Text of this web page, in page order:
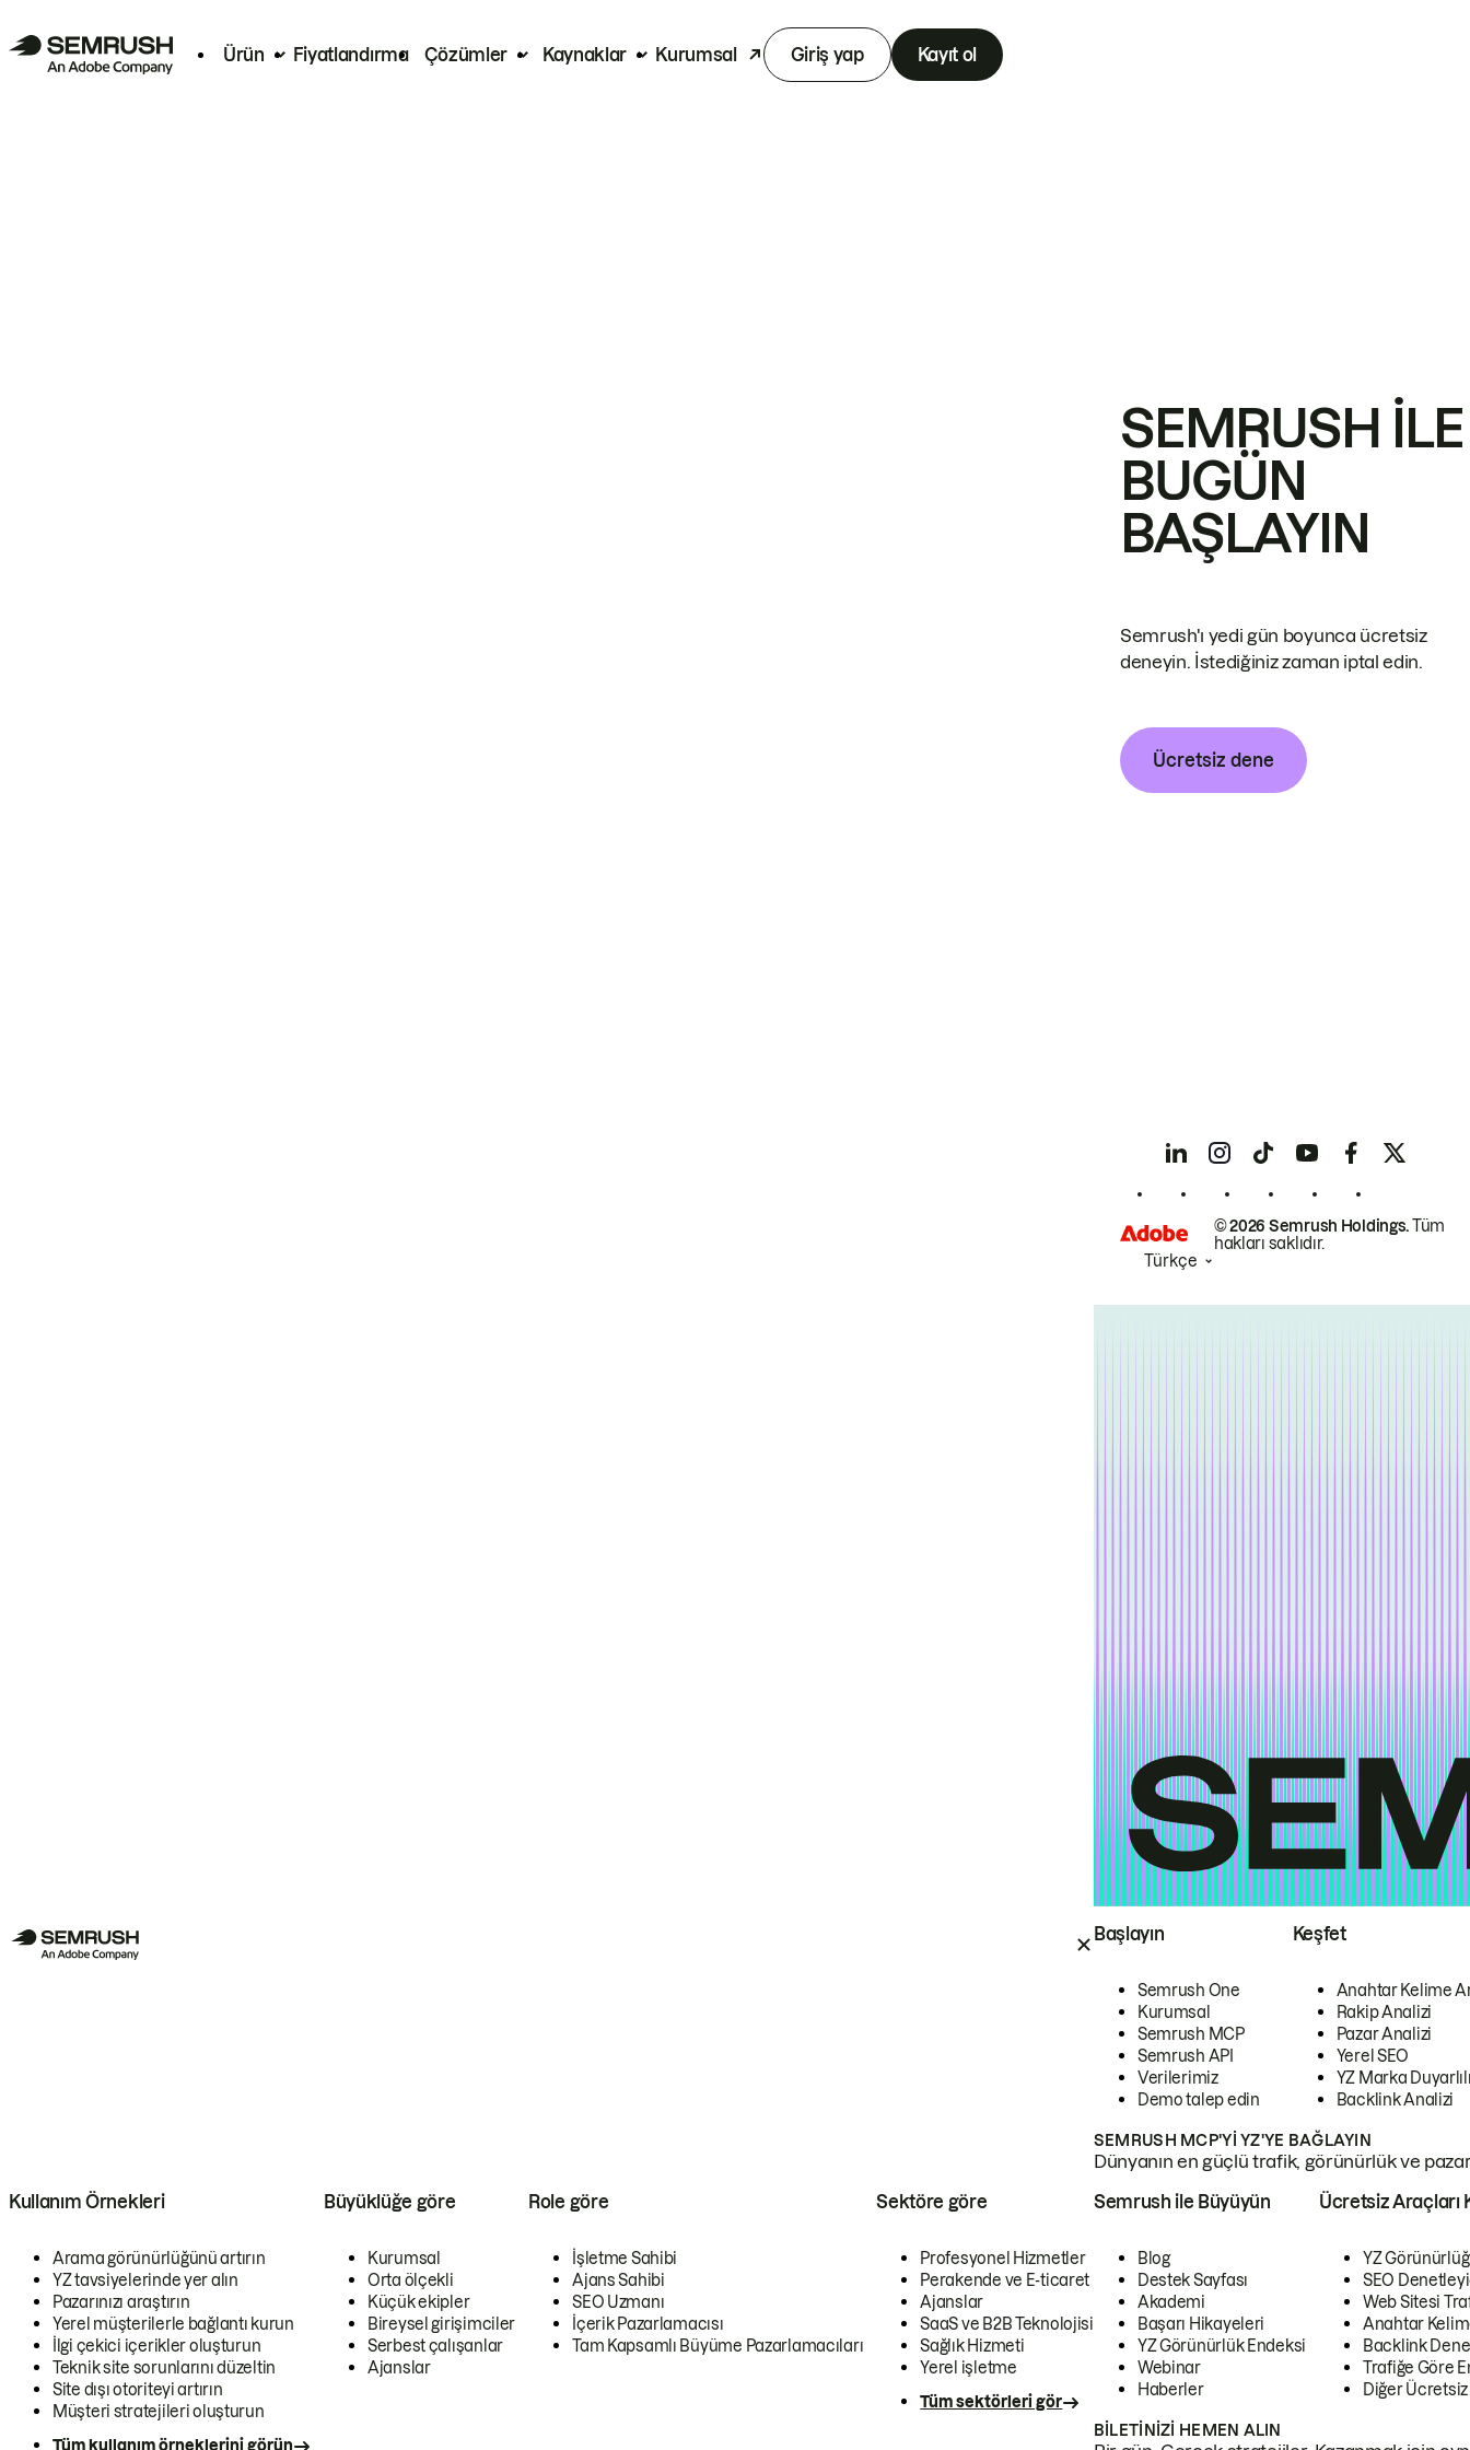
Ürün Fiyatlandırma Çözümler Kaynaklar Kurumsal Giriş yap Kayıt ol
Başlayın
Semrush One
Kurumsal
Semrush MCP
Semrush API
Verilerimiz
Demo talep edin
Keşfet
Anahtar Kelime
Rakip Analizi
Pazar Analizi
Yerel SEO
YZ Marka
Backlink Analizi
SEMRUSH MCP'YI YZ'YE BAĞLAYIN
Dünyanın en güçlü trafik, görünürlük ve
Kullanım Örnekleri
Arama görünürlüğünü artırın
YZ tavsiyelerinde yer alın
Pazarınızı araştırın
Yerel müşterilerle bağlantı kurun
İlgi çekici içerikler oluşturun
Teknik site sorunlarını düzeltin
Site dışı otoriteyi artırın
Müşteri stratejileri oluşturun
Tüm kullanım örneklerini görün
Büyüklüğe göre
Kurumsal
Orta ölçekli
Küçük ekipler
Bireysel girişimciler
Serbest çalışanlar
Ajanslar
Role göre
İşletme Sahibi
Ajans Sahibi
SEO Uzmanı
İçerik Pazarlamacısı
Tam Kapsamlı Büyüme Pazarlamacıları
Sektöre göre
Profesyonel Hizmetler
Perakende ve E-ticaret
Ajanslar
SaaS ve B2B Teknolojisi
Sağlık Hizmeti
Yerel işletme
Tüm sektörleri gör
Semrush ile Büyüyün
Blog
Destek Sayfası
Akademi
Başarı Hikayeleri
YZ Görünürlük Endeksi
Webinar
Haberler
Ücretsiz Araçları
YZ
SEO
Web Sitesi
Anahtar
Backlink
Trafiğe Göre
Diğer
BILETINIZI HEMEN ALIN
SEMRUSH ILE
BUGÜN
BAŞLAYIN
Semrush'ı yedi gün boyunca ücretsiz
deneyin. İstediğiniz zaman iptal edin.
Ücretsiz dene
© 2026 Semrush Holdings.Tüm
hakları saklıdır.
Türkçe